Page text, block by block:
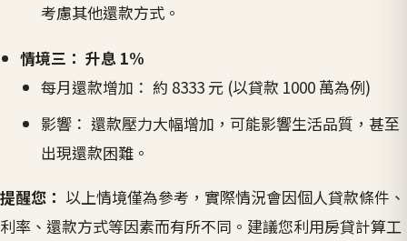
考慮其他還款方式。
情境三： 升息 1%
每月還款增加： 約 8333 元 (以貸款 1000 萬為例)
影響： 還款壓力大幅增加，可能影響生活品質，甚至
出現還款困難。
提醒您： 以上情境僅為參考，實際情況會因個人貸款條件、
利率、還款方式等因素而有所不同。建議您利用房貸計算工